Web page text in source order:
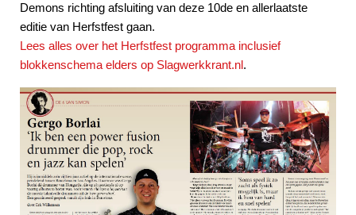
Demons richting afsluiting van deze 10de en allerlaatste
editie van Herfstfest gaan.
Lees alles over het Herfstfest programma inclusief
blokkenschema elders op Slagwerkkrant.nl.